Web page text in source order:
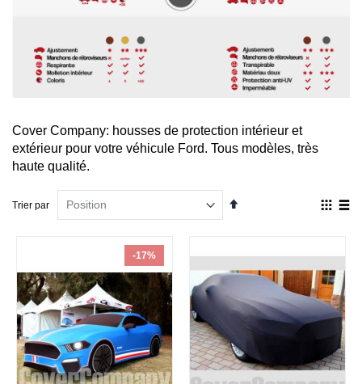
Cover Company: housses de protection intérieur et
extérieur pour votre véhicule Ford. Tous modèles, très
haute qualité.
Trier par
Par
-17%